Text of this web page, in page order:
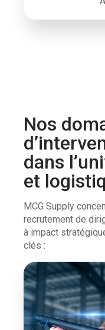
Nos
dans
et
MCG Supply
recrutement de
à impact
clés :